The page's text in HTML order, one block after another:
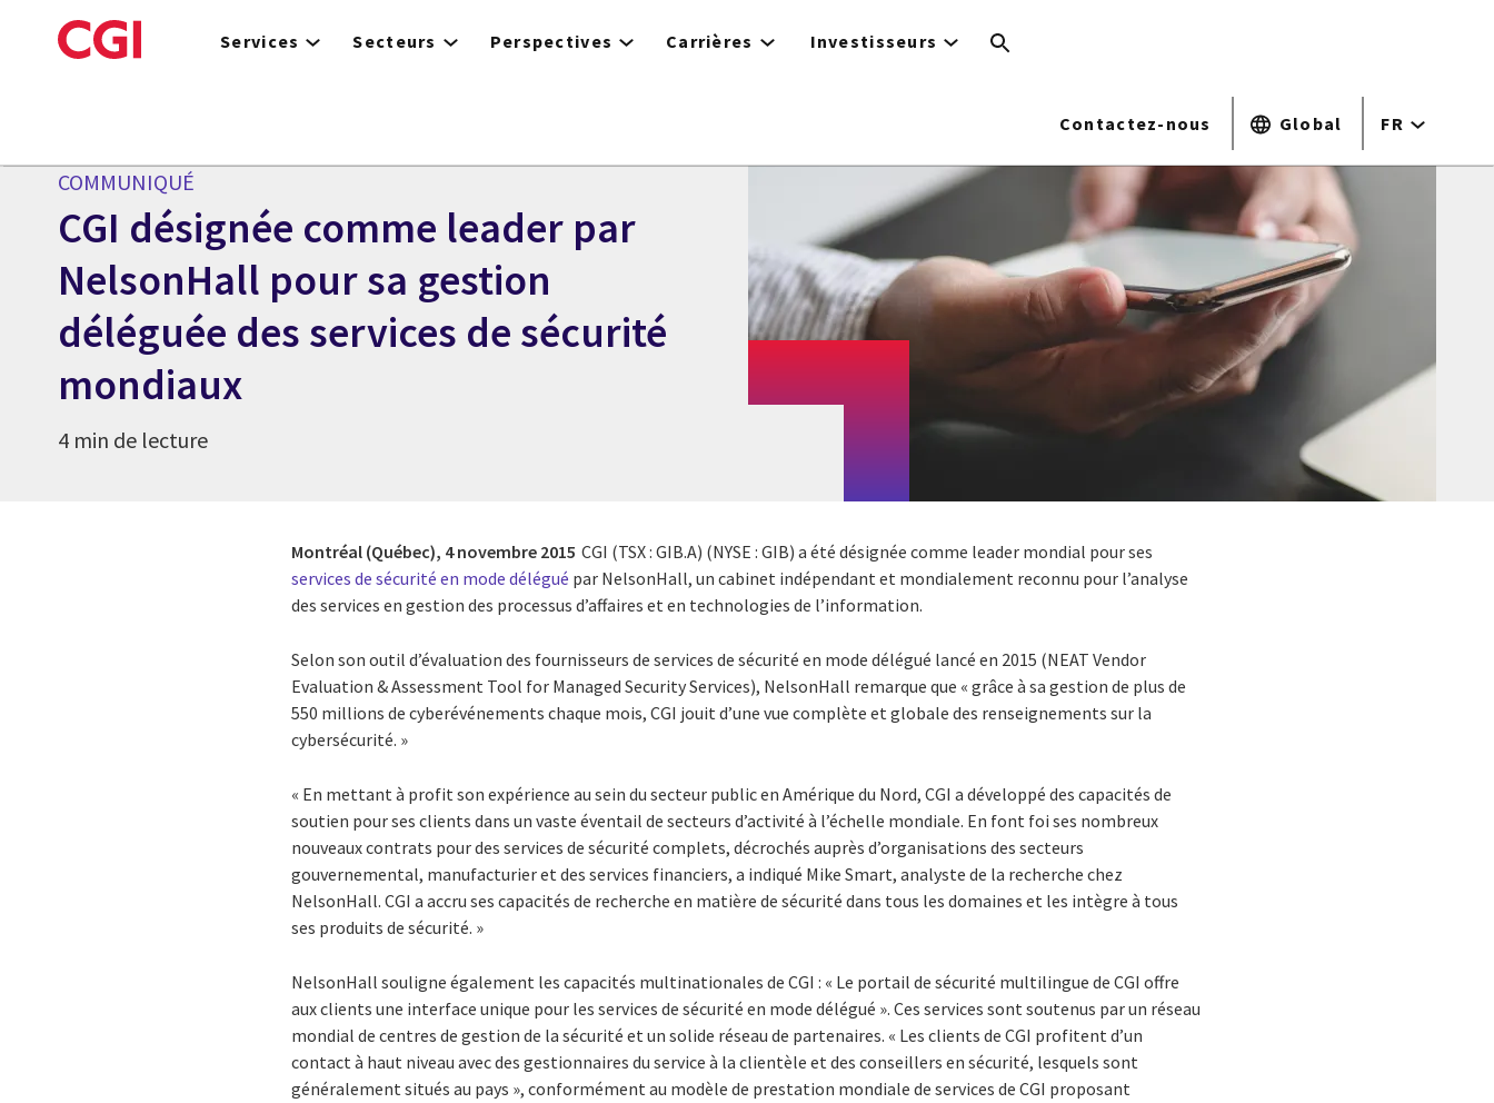
to
Services Secteurs Perspectives Carrières Investisseurs
Contactez-nous Global FR
COMMUNIQUÉ
CGI désignée comme leader par
NelsonHall pour sa gestion
déléguée des services de sécurité
mondiaux
4 min de lecture
Montréal (Québec), 4 novembre 2015 CGI (TSX : GIB.A) (NYSE : GIB) a été désignée comme leader mondial pour ses
services de sécurité en mode délégué par NelsonHall, un cabinet indépendant et mondialement reconnu pour l’analyse
des services en gestion des processus d’affaires et en technologies de l’information.
Selon son outil d’évaluation des fournisseurs de services de sécurité en mode délégué lancé en 2015 (NEAT Vendor
Evaluation & Assessment Tool for Managed Security Services), NelsonHall remarque que « grâce à sa gestion de plus de
550 millions de cyberévénements chaque mois, CGI jouit d’une vue complète et globale des renseignements sur la
cybersécurité. »
« En mettant à profit son expérience au sein du secteur public en Amérique du Nord, CGI a développé des capacités de
soutien pour ses clients dans un vaste éventail de secteurs d’activité à l’échelle mondiale. En font foi ses nombreux
nouveaux contrats pour des services de sécurité complets, décrochés auprès d’organisations des secteurs
gouvernemental, manufacturier et des services financiers, a indiqué Mike Smart, analyste de la recherche chez
NelsonHall. CGI a accru ses capacités de recherche en matière de sécurité dans tous les domaines et les intègre à tous
ses produits de sécurité. »
NelsonHall souligne également les capacités multinationales de CGI : « Le portail de sécurité multilingue de CGI offre
aux clients une interface unique pour les services de sécurité en mode délégué ». Ces services sont soutenus par un réseau
mondial de centres de gestion de la sécurité et un solide réseau de partenaires. « Les clients de CGI profitent d’un
contact à haut niveau avec des gestionnaires du service à la clientèle et des conseillers en sécurité, lesquels sont
généralement situés au pays », conformément au modèle de prestation mondiale de services de CGI proposant